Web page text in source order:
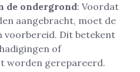
de ondergrond: Voordat
aangebracht, moet de
voorbereid. Dit betekent
of
worden gerepareerd.